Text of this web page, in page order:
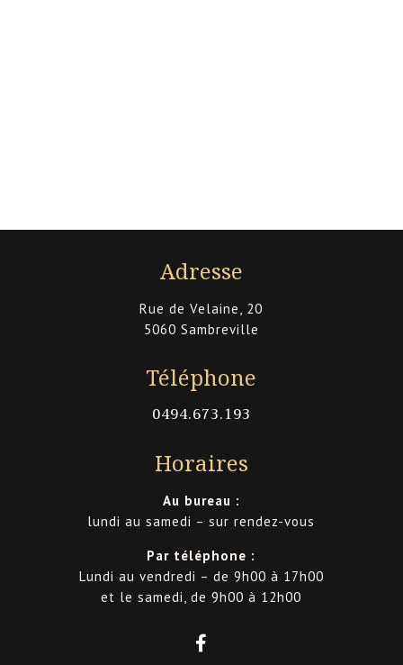
Adresse
Rue de Velaine, 20
5060 Sambreville
Téléphone
0494.673.193
Horaires
Au bureau :
lundi au samedi – sur rendez-vous
Par téléphone :
Lundi au vendredi – de 9h00 à 17h00
et le samedi, de 9h00 à 12h00
